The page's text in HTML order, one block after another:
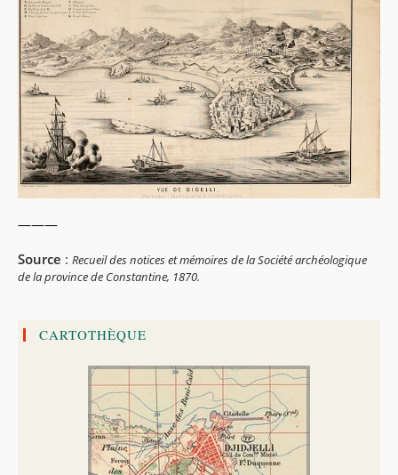
———
Source : Recueil des notices et mémoires de la Société archéologique
de la province de Constantine, 1870.
CARTOTHÈQUE